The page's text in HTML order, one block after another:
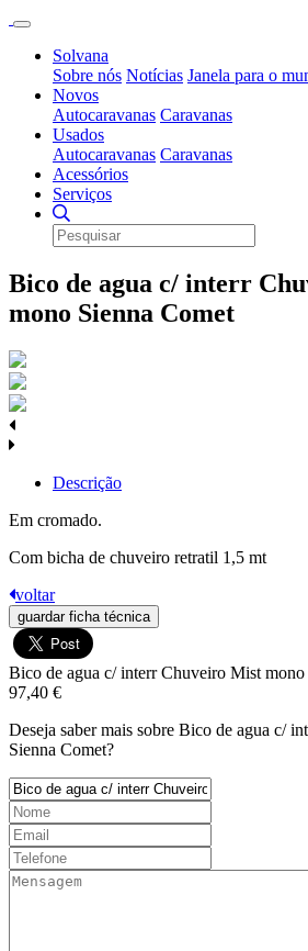
Solvana
Sobre nós Notícias Janela para o
Novos
Autocaravanas Caravanas
Usados
Autocaravanas Caravanas
Acessórios
Serviços
Bico de agua c/ interr
mono Sienna Comet
Descrição
Em cromado.
Com bicha de chuveiro retratil 1,5 mt
voltar
guardar ficha técnica
Bico de agua c/ interr Chuveiro Mist mono
97,40 €
Deseja saber mais sobre Bico de agua c/
Sienna Comet?